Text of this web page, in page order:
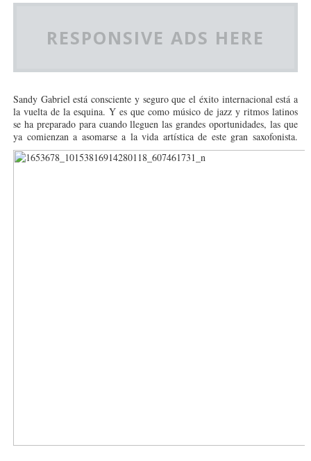
RESPONSIVE ADS HERE
Sandy Gabriel está consciente y seguro que el éxito internacional está a
la vuelta de la esquina. Y es que como músico de jazz y ritmos latinos
se ha preparado para cuando lleguen las grandes oportunidades, las que
ya comienzan a asomarse a la vida artística de este gran saxofonista.